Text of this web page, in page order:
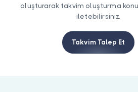
oluşturarak takvim oluşturma
iletebilirsiniz.
Takvim Talep Et